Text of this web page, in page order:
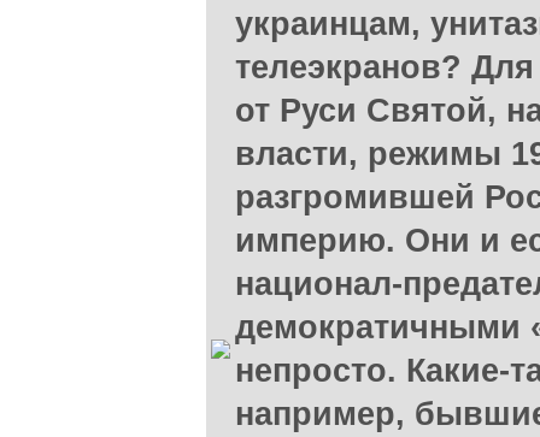
украинцам,
телеэкранов?
от Руси Святой,
власти, режимы
разгромившей
империю. Они и
национал-
демократичными
непросто. Какие-
например,